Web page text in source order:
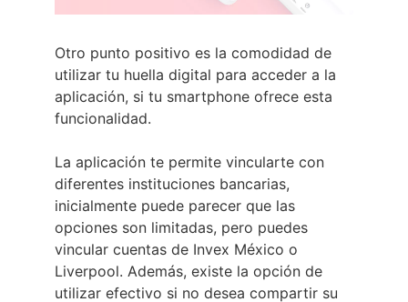
Otro punto positivo es la comodidad de
utilizar tu huella digital para acceder a la
aplicación, si tu smartphone ofrece esta
funcionalidad.
La aplicación te permite vincularte con
diferentes instituciones bancarias,
inicialmente puede parecer que las
opciones son limitadas, pero puedes
vincular cuentas de Invex México o
Liverpool. Además, existe la opción de
utilizar efectivo si no desea compartir su